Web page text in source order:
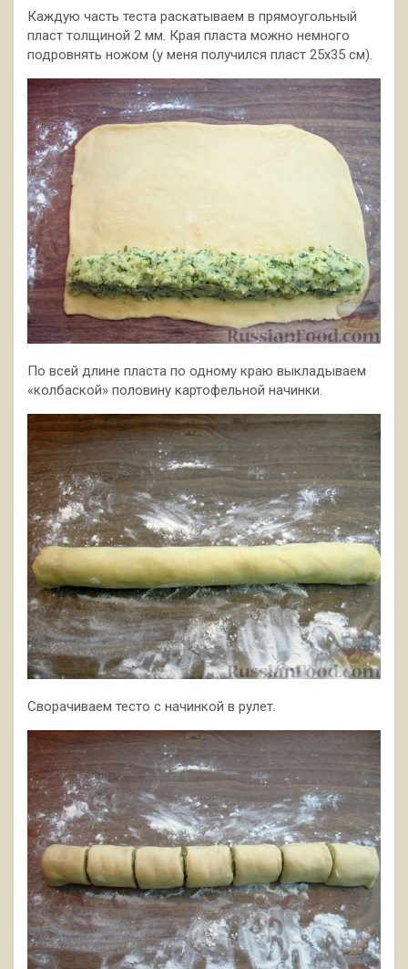
Каждую часть теста раскатываем в прямоугольный
пласт толщиной 2 мм. Края пласта можно немного
подровнять ножом (у меня получился пласт 25х35 см).
По всей длине пласта по одному краю выкладываем
«колбаской» половину картофельной начинки.
Сворачиваем тесто с начинкой в рулет.